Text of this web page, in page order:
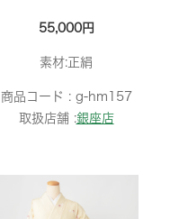
55,000円
素材:正絹
商品コード : g-hm157
取扱店舗 :銀座店